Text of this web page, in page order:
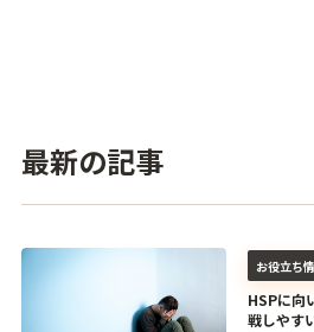
最新の記事
HSPに向
戦しやす
お役立ち